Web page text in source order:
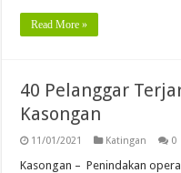
Read More »
40 Pelanggar
Kasongan
11/01/2021 Katingan 0
Kasongan – Penindakan